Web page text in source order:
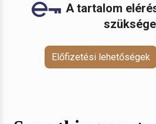
A tartalom
Előfizetési lehetőségek